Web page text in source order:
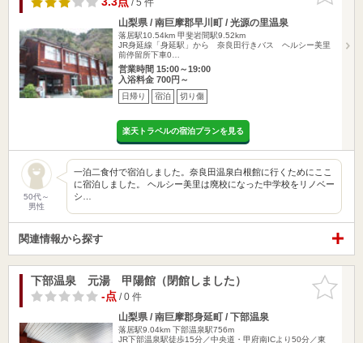
山梨県 / 南巨摩郡早川町 / 光源の里温泉
落居駅10.54km 甲斐岩間駅9.52km
JR身延線「身延駅」から 奈良田行きバス ヘルシー美里
前停留所下車0…
営業時間 15:00～19:00
入浴料金 700円～
日帰り 宿泊 切り傷
楽天トラベルの宿泊プランを見る
50代～
男性
一泊二食付で宿泊しました。奈良田温泉白根館に行くためにここ
に宿泊しました。 ヘルシー美里は廃校になった中学校をリノベー
シ…
関連情報から探す
お気に入
りに追加
下部温泉 元湯 甲陽館（閉館しました）
-点/ 0 件
山梨県 / 南巨摩郡身延町 / 下部温泉
落居駅9.04km 下部温泉駅756m
JR下部温泉駅徒歩15分／中央道・甲府南ICより50分／東